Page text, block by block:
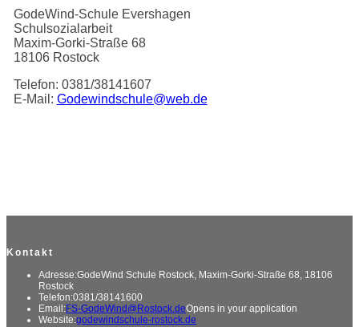
GodeWind-Schule Evershagen
Schulsozialarbeit
Maxim-Gorki-Straße 68
18106 Rostock
Telefon: 0381/38141607
E-Mail: Godewindschule@web.de
Kontakt
Adresse:GodeWind Schule Rostock, Maxim-Gorki-Straße 68, 18106
Rostock
Telefon:0381/38141600
Email:FS-GodeWind@Rostock.deOpens in your application
Website:godewindschule-rostock.de